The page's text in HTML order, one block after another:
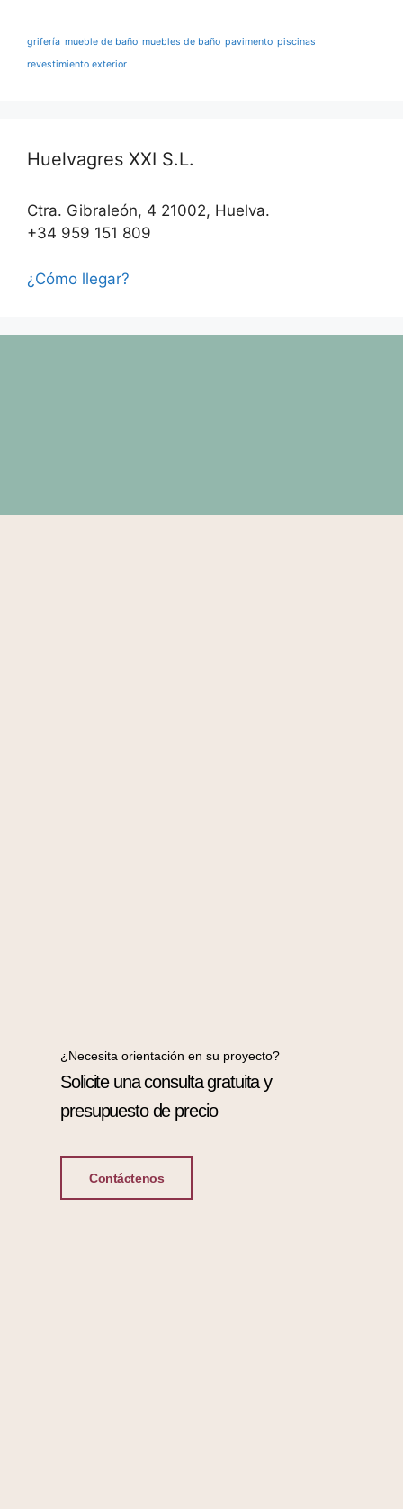
grifería mueble de baño muebles de baño pavimento piscinas
revestimiento exterior
Huelvagres XXI S.L.
Ctra. Gibraleón, 4 21002, Huelva.
+34 959 151 809
¿Cómo llegar?
¿Necesita orientación en su proyecto?
Solicite una consulta gratuita y
presupuesto de precio
Contáctenos